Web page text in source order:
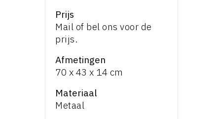
Prijs
Mail of bel ons voor de
prijs.
Afmetingen
70 x 43 x 14 cm
Materiaal
Metaal